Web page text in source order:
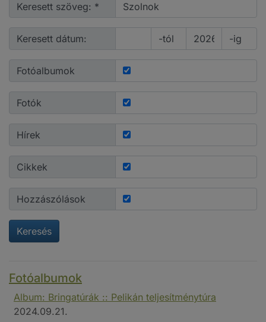
Keresett szöveg: *
Keresett dátum: -tól -ig
Fotóalbumok
Fotók
Hírek
Cikkek
Hozzászólások
Keresés
Fotóalbumok
Album: Bringatúrák :: Pelikán teljesítménytúra
2024.09.21.